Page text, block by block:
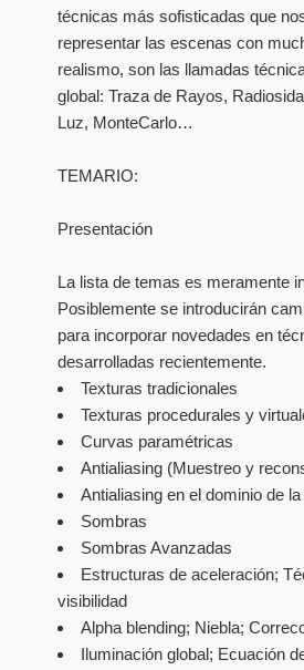
técnicas más sofisticadas que
representar las escenas con
realismo, son las llamadas
global: Traza de Rayos,
Luz, MonteCarlo…
TEMARIO:
Presentación
La lista de temas es meramente
Posiblemente se introducirán
para incorporar novedades en
desarrolladas recientemente.
Texturas tradicionales
Texturas procedurales y
Curvas paramétricas
Antialiasing (Muestreo y
Antialiasing en el dominio de
Sombras
Sombras Avanzadas
Estructuras de aceleración;
visibilidad
Alpha blending; Niebla;
Iluminación global; Ecuación